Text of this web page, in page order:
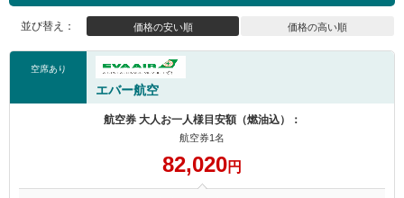
並び替え： 価格の安い順 価格の高い順
空席あり
エバー航空
航空券 大人お一人様目安額（燃油込）：
航空券1名
82,020円